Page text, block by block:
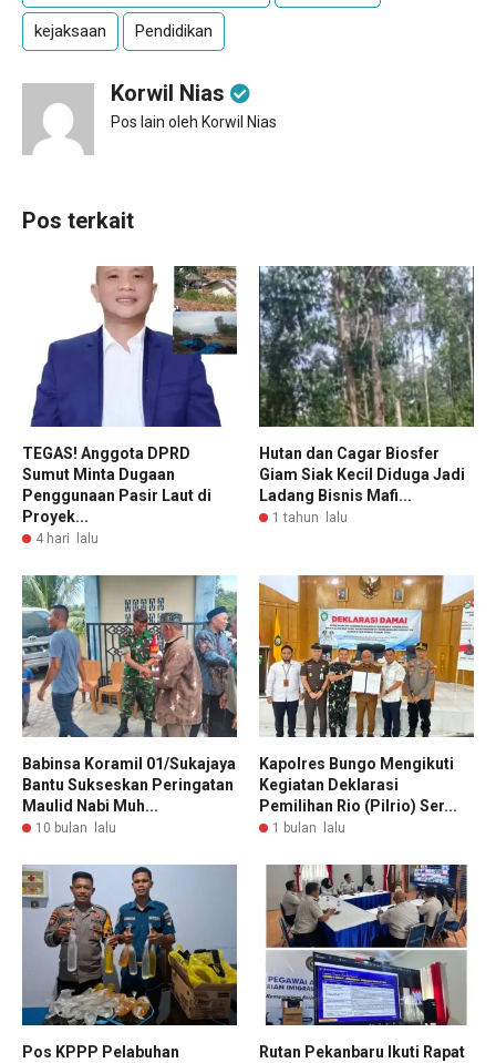
kejaksaan Pendidikan
Korwil Nias
Pos lain oleh Korwil Nias
Pos terkait
TEGAS! Anggota DPRD
Sumut Minta Dugaan
Penggunaan Pasir Laut di
Proyek...
4 hari lalu
Hutan dan Cagar Biosfer
Giam Siak Kecil Diduga Jadi
Ladang Bisnis Mafi...
1 tahun lalu
Babinsa Koramil 01/Sukajaya
Bantu Sukseskan Peringatan
Maulid Nabi Muh...
10 bulan lalu
Kapolres Bungo Mengikuti
Kegiatan Deklarasi
Pemilihan Rio (Pilrio) Ser...
1 bulan lalu
Pos KPPP Pelabuhan
Rutan Pekanbaru Ikuti Rapat